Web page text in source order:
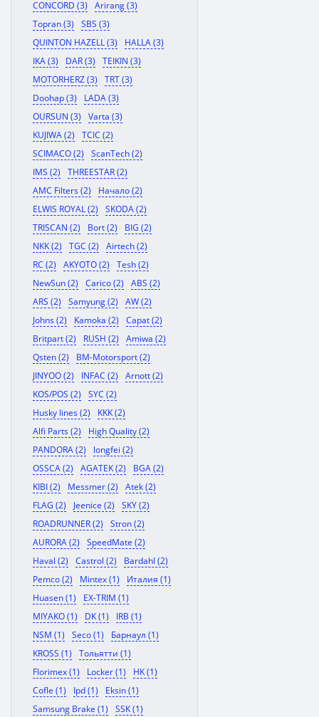
CONCORD (3)
Arirang (3)
Topran (3)
SBS (3)
QUINTON HAZELL (3)
HALLA (3)
IKA (3)
DAR (3)
TEIKIN (3)
MOTORHERZ (3)
TRT (3)
Doohap (3)
LADA (3)
OURSUN (3)
Varta (3)
KUJIWA (2)
TCIC (2)
SCIMACO (2)
ScanTech (2)
IMS (2)
THREESTAR (2)
AMC Filters (2)
Начало (2)
ELWIS ROYAL (2)
SKODA (2)
TRISCAN (2)
Bort (2)
BIG (2)
NKK (2)
TGC (2)
Airtech (2)
RC (2)
AKYOTO (2)
Tesh (2)
NewSun (2)
Carico (2)
ABS (2)
ARS (2)
Samyung (2)
AW (2)
Johns (2)
Kamoka (2)
Capat (2)
Britpart (2)
RUSH (2)
Amiwa (2)
Qsten (2)
BM-Motorsport (2)
JINYOO (2)
INFAC (2)
Arnott (2)
KOS/POS (2)
SYC (2)
Husky lines (2)
KKK (2)
Alfi Parts (2)
High Quality (2)
PANDORA (2)
longfei (2)
OSSCA (2)
AGATEK (2)
BGA (2)
KIBI (2)
Messmer (2)
Atek (2)
FLAG (2)
Jeenice (2)
SKY (2)
ROADRUNNER (2)
Stron (2)
AURORA (2)
SpeedMate (2)
Haval (2)
Castrol (2)
Bardahl (2)
Pemco (2)
Mintex (1)
Италия (1)
Huasen (1)
EX-TRIM (1)
MIYAKO (1)
DK (1)
IRB (1)
NSM (1)
Seco (1)
Барнаул (1)
KROSS (1)
Тольятти (1)
Florimex (1)
Locker (1)
HK (1)
Cofle (1)
Ipd (1)
Eksin (1)
Samsung Brake (1)
SSK (1)